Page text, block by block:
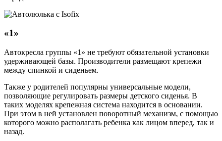
«1»
Автокресла группы «1» не требуют обязательной установки
удерживающей базы. Производители размещают крепежи
между спинкой и сиденьем.
Также у родителей популярны универсальные модели,
позволяющие регулировать размеры детского сиденья. В
таких моделях крепежная система находится в основании.
При этом в ней установлен поворотный механизм, с помощью
которого можно располагать ребенка как лицом вперед, так и
назад.